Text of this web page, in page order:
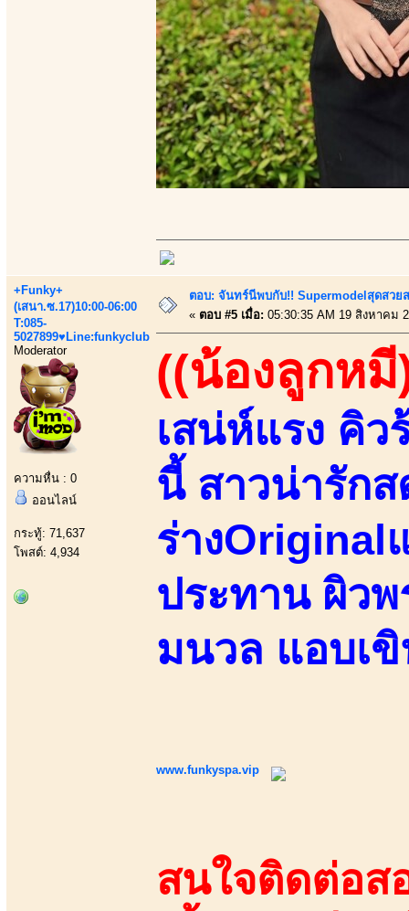
+Funky+
(เสนา.ซ.17)10:00-06:00
T:085-
5027899♥Line:funkyclub
Moderator
ความหื่น : 0
ออนไลน์
กระทู้: 71,637
โพสต์: 4,934
ตอบ: จันทร์นีพบกับ!! Supermodelสุดสวย
« ตอบ #5 เมื่อ: 05:30:35 AM 19 สิงหาคม
((น้องลูกหมี
เสน่ห์แรง คิว
นี้ สาวน่ารักส
ร่างOriginal
ประทาน ผิว
มนวล แอบเ
www.funkyspa.vip
สนใจติดต่อส